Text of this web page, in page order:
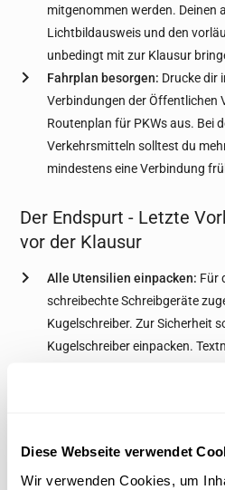
Diese Webseite verwendet
Wir verwenden Cookies, um
mitgenommen werden. Deinen
Lichtbildausweis und den
unbedingt mit zur Klausur
Fahrplan besorgen: Drucke dir
Verbindungen der Öffentlichen
Routenplan für PKWs aus. Bei
Verkehrsmitteln solltest du
mindestens eine Verbindung
Der Endspurt - Letzte
vor der Klausur
Alle Utensilien einpacken: Für
schreibechte Schreibgeräte
Kugelschreiber. Zur Sicherheit
Kugelschreiber einpacken.
Ergebnisse, die mit Bleistift
benötigst du einen
oder sonstige zulässige